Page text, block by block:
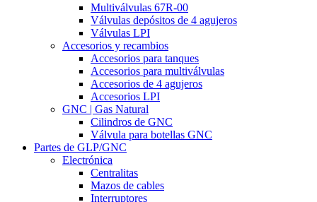
Multiválvulas 67R-00
Válvulas depósitos de 4 agujeros
Válvulas LPI
Accesorios y recambios
Accesorios para tanques
Accesorios para multiválvulas
Accesorios de 4 agujeros
Accesorios LPI
GNC | Gas Natural
Cilindros de GNC
Válvula para botellas GNC
Partes de GLP/GNC
Electrónica
Centralitas
Mazos de cables
Interruptores